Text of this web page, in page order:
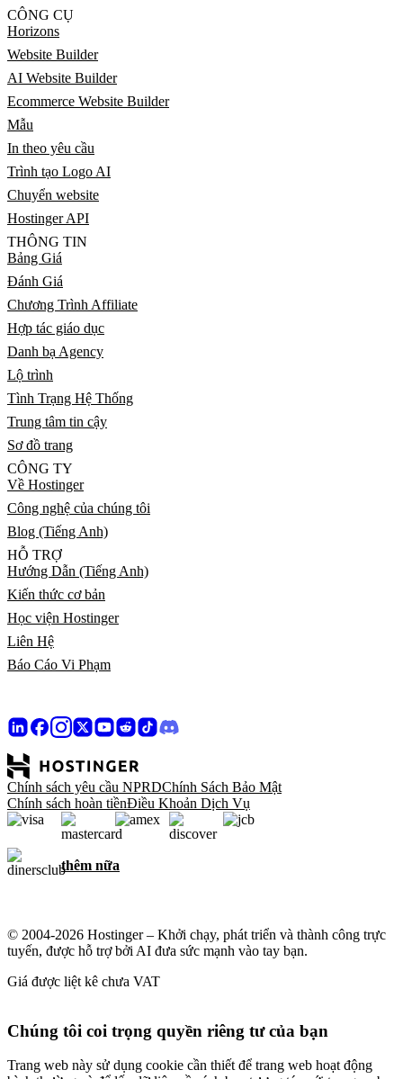
CÔNG CỤ
Horizons
Website Builder
AI Website Builder
Ecommerce Website Builder
Mẫu
In theo yêu cầu
Trình tạo Logo AI
Chuyển website
Hostinger API
THÔNG TIN
Bảng Giá
Đánh Giá
Chương Trình Affiliate
Hợp tác giáo dục
Danh bạ Agency
Lộ trình
Tình Trạng Hệ Thống
Trung tâm tin cậy
Sơ đồ trang
CÔNG TY
Về Hostinger
Công nghệ của chúng tôi
Blog (Tiếng Anh)
HỖ TRỢ
Hướng Dẫn (Tiếng Anh)
Kiến thức cơ bản
Học viện Hostinger
Liên Hệ
Báo Cáo Vi Phạm
Chính sách yêu cầu NPRDChính Sách Bảo Mật
Chính sách hoàn tiềnĐiều Khoản Dịch Vụ
thêm nữa
© 2004-2026 Hostinger – Khởi chạy, phát triển và thành công trực
tuyến, được hỗ trợ bởi AI đưa sức mạnh vào tay bạn.
Giá được liệt kê chưa VAT
Chúng tôi coi trọng quyền riêng tư của bạn
Trang web này sử dụng cookie cần thiết để trang web hoạt động